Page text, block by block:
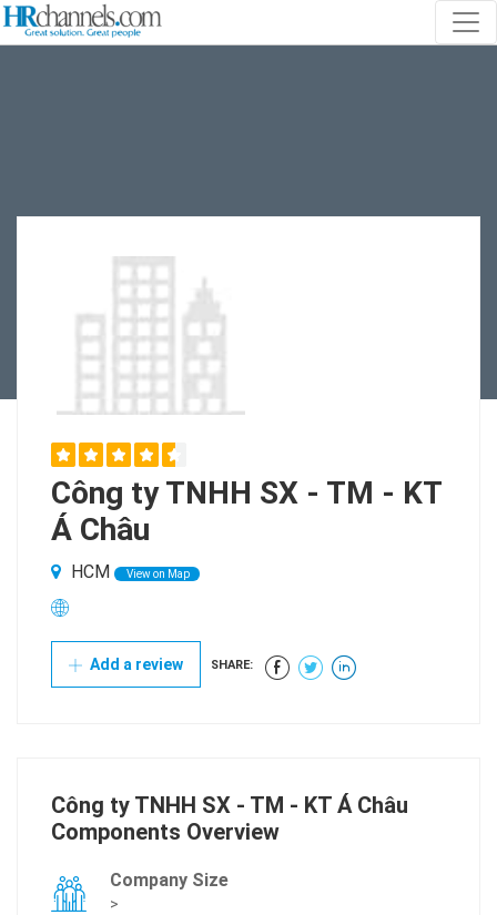
Công ty TNHH SX - TM - KT
Á Châu
HCM View on Map
Add a review SHARE:
Công ty TNHH SX - TM - KT Á Châu
Components Overview
Company Size
>